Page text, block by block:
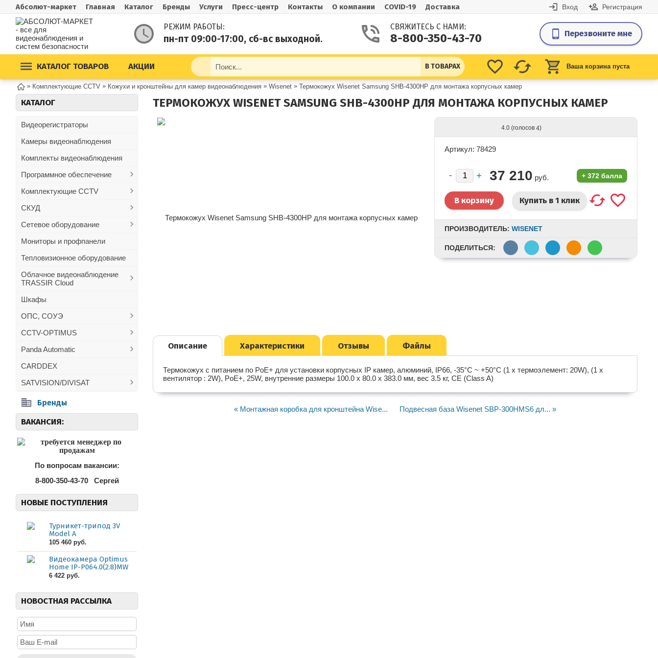
Абсолют-маркет Главная Каталог Бренды Услуги Пресс-центр Контакты О компании COVID-19 Доставка Вход Регистрация
РЕЖИМ РАБОТЫ:
пн-пт 09:00-17:00, сб-вс выходной.
СВЯЖИТЕСЬ С НАМИ:
8-800-350-43-70 Перезвоните мне
КАТАЛОГ ТОВАРОВ АКЦИИ Ваша корзина пуста
В ТОВАРАХ
» Комплектующие CCTV » Кожухи и кронштейны для камер видеонаблюдения » Wisenet » Термокожух Wisenet Samsung SHB-4300HP для монтажа корпусных камер
КАТАЛОГ
Видеорегистраторы
Камеры видеонаблюдения
Комплекты видеонаблюдения
Программное обеспечение
Комплектующие CCTV
СКУД
Сетевое оборудование
Мониторы и профпанели
Тепловизионное оборудование
Облачное видеонаблюдение
TRASSIR Cloud
Шкафы
ОПС, СОУЭ
CCTV-OPTIMUS
Panda Automatic
CARDDEX
SATVISION/DIVISAT
Бренды
ВАКАНСИЯ:
По вопросам вакансии:
8-800-350-43-70
Сергей
НОВЫЕ ПОСТУПЛЕНИЯ
Турникет-трипод 3V
Model A
105 460 руб.
Видеокамера Optimus
Home IP-P064.0(2.8)MW
6 422 руб.
НОВОСТНАЯ РАССЫЛКА
ТЕРМОКОЖУХ WISENET SAMSUNG SHB-4300HP ДЛЯ МОНТАЖА КОРПУСНЫХ КАМЕР
4.0 (голосов 4)
Артикул: 78429
37 210 руб. + 372 балла
Купить в 1 клик
ПРОИЗВОДИТЕЛЬ: WISENET
ПОДЕЛИТЬСЯ:
Описание Характеристики Отзывы Файлы
Термокожух с питанием по PoE+ для установки корпусных IP камер, алюминий, IP66, -35°C ~ +50°C (1 x термоэлемент: 20W), (1 x
вентилятор : 2W), PoE+, 25W, внутренние размеры 100.0 x 80.0 x 383.0 мм, вес 3.5 кг, CE (Class A)
« Монтажная коробка для кронштейна Wise... Подвесная база Wisenet SBP-300HMS6 дл... »